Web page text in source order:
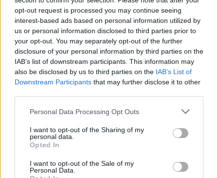
opt-out request is processed you may continue seeing
interest-based ads based on personal information utilized by
us or personal information disclosed to third parties prior to
your opt-out. You may separately opt-out of the further
disclosure of your personal information by third parties on the
IAB’s list of downstream participants. This information may
also be disclosed by us to third parties on the IAB’s List of
Downstream Participants that may further disclose it to other
Personal Data Processing Opt Outs
I want to opt-out of the Sharing of my
personal data.
Opted In
I want to opt-out of the Sale of my
Personal Data.
Henkilön Sarah Nicole Landry (@thebirdspapaya) jakama julkaisu
Voit lisätä Staran Googlen ensisijaiseksi
lähteeksiklikkaamalla tästäja ruksittamalla
raskaus,Sarah Nicole Landry
tai laajemmin
samasta aihealueestaLifestyle Viihdeuutiset